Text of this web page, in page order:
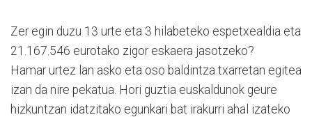
Zer egin duzu 13 urte eta 3 hilabeteko espetxealdia eta
21.167.546 eurotako zigor eskaera jasotzeko?
Hamar urtez lan asko eta oso baldintza txarretan egitea
izan da nire pekatua. Hori guztia euskaldunok geure
hizkuntzan idatzitako egunkari bat irakurri ahal izateko